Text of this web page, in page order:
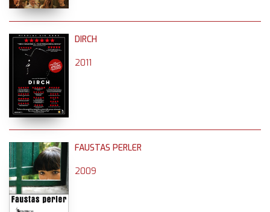
DIRCH
2011
FAUSTAS PERLER
2009